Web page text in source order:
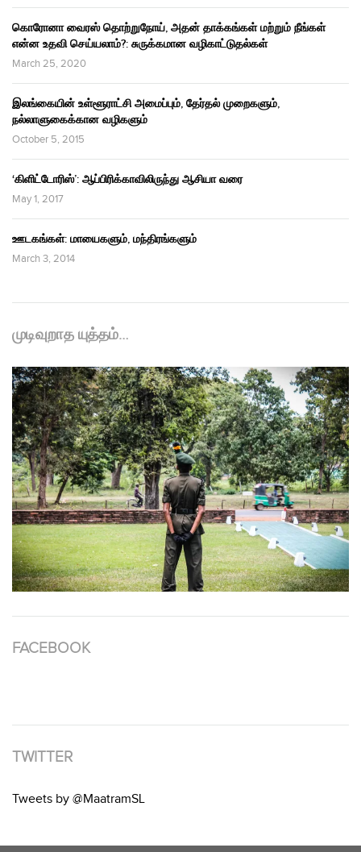
கொரோனா வைரஸ் தொற்றுநோய், அதன் தாக்கங்கள் மற்றும் நீங்கள்
என்ன உதவி செய்யலாம்?: சுருக்கமான வழிகாட்டுதல்கள்
March 25, 2020
இலங்கையின் உள்ளூராட்சி அமைப்பும், தேர்தல் முறைகளும்,
நல்லாளுகைக்கான வழிகளும்
October 5, 2015
‘கிளிட்டோரிஸ்’: ஆப்பிரிக்காவிலிருந்து ஆசியா வரை
May 1, 2017
ஊடகங்கள்: மாயைகளும், மந்திரங்களும்
March 3, 2014
முடிவுறாத யுத்தம்…
FACEBOOK
TWITTER
Tweets by @MaatramSL